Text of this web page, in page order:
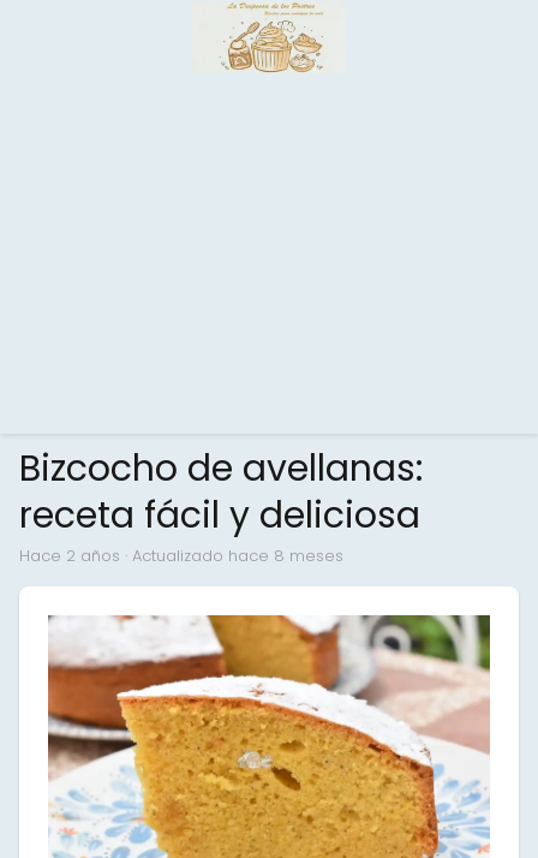
Bizcocho de avellanas:
receta fácil y deliciosa
hace 2 años · Actualizado hace 8 meses